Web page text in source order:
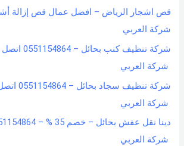
قص اشجار الرياض – افضل عمال قص إزالة
شركة العربي
شركة العربي
شركة تنظيف سجاد
شركة العربي
شركة العربي